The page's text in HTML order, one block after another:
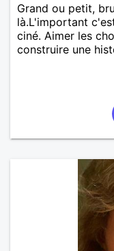
Grand ou petit,
là.L'important
ciné. Aimer les
construire une